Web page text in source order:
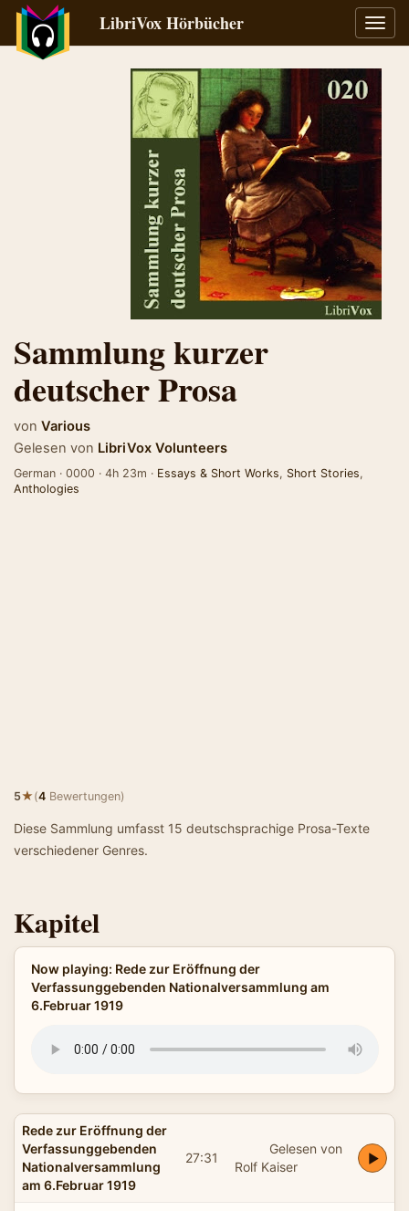
LibriVox Hörbücher
Sammlung kurzer
deutscher Prosa
von Various
Gelesen von LibriVox Volunteers
German · 0000 · 4h 23m · Essays & Short Works, Short Stories,
Anthologies
5★(4 Bewertungen)
Diese Sammlung umfasst 15 deutschsprachige Prosa-Texte
verschiedener Genres.
Kapitel
Now playing: Rede zur Eröffnung der
Verfassunggebenden Nationalversammlung am
6.Februar 1919
Rede zur Eröffnung der
Verfassunggebenden
Nationalversammlung
am 6.Februar 1919
27:31
Gelesen von
Rolf Kaiser